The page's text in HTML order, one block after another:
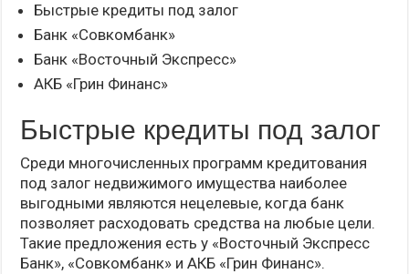
Быстрые кредиты под залог
Банк «Совкомбанк»
Банк «Восточный Экспресс»
АКБ «Грин Финанс»
Быстрые кредиты под залог
Среди многочисленных программ кредитования
под залог недвижимого имущества наиболее
выгодными являются нецелевые, когда банк
позволяет расходовать средства на любые цели.
Такие предложения есть у «Восточный Экспресс
Банк», «Совкомбанк» и АКБ «Грин Финанс».